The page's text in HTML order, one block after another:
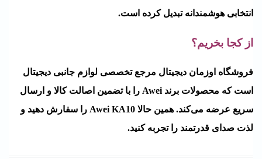
انتخابی هوشمندانه تبدیل کرده است.
از کجا بخریم؟
فروشگاه اوزمان دیجیتال مرجع تخصصی لوازم جانبی دیجیتال
است که محصولات برند Awei را با تضمین اصالت کالا و ارسال
سریع عرضه می‌کند. همین حالا Awei KA10 را سفارش دهید و
لذت صدای قدرتمند را تجربه کنید.